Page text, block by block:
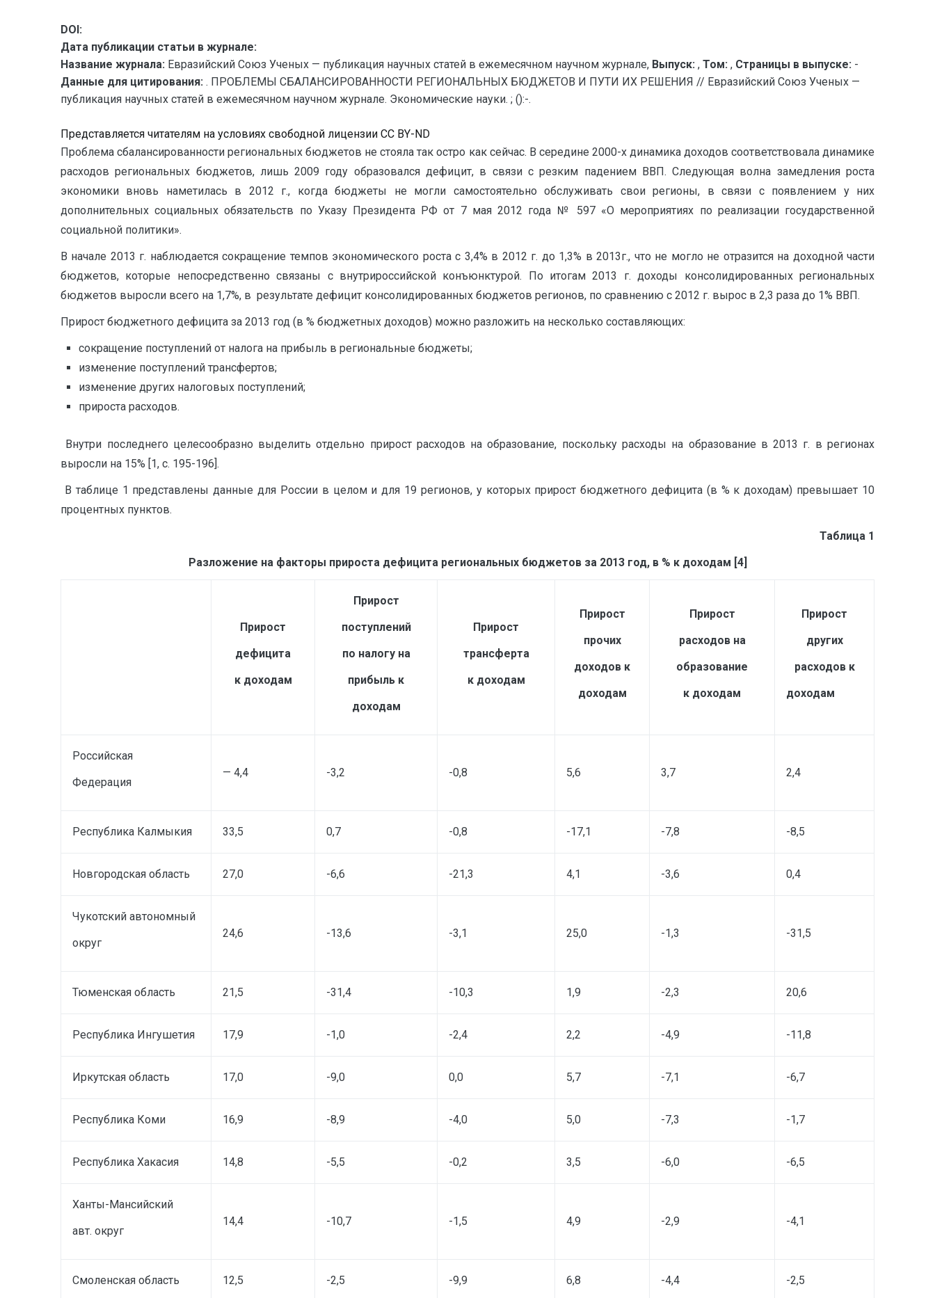
DOI:
Дата публикации статьи в журнале:
Название журнала: Евразийский Союз Ученых — публикация научных статей в ежемесячном научном журнале, Выпуск: , Том: , Страницы в выпуске: -
Данные для цитирования: . ПРОБЛЕМЫ СБАЛАНСИРОВАННОСТИ РЕГИОНАЛЬНЫХ БЮДЖЕТОВ И ПУТИ ИХ РЕШЕНИЯ // Евразийский Союз Ученых —
публикация научных статей в ежемесячном научном журнале. Экономические науки. ; ():-.
Представляется читателям на условиях свободной лицензии CC BY-ND
Проблема сбалансированности региональных бюджетов не стояла так остро как сейчас. В середине 2000-х динамика доходов соответствовала динамике
расходов региональных бюджетов, лишь 2009 году образовался дефицит, в связи с резким падением ВВП. Следующая волна замедления роста
экономики вновь наметилась в 2012 г., когда бюджеты не могли самостоятельно обслуживать свои регионы, в связи с появлением у них
дополнительных социальных обязательств по Указу Президента РФ от 7 мая 2012 года № 597 «О мероприятиях по реализации государственной
социальной политики».
В начале 2013 г. наблюдается сокращение темпов экономического роста с 3,4% в 2012 г. до 1,3% в 2013г., что не могло не отразится на доходной части
бюджетов, которые непосредственно связаны с внутрироссийской конъюнктурой. По итогам 2013 г. доходы консолидированных региональных
бюджетов выросли всего на 1,7%, в результате дефицит консолидированных бюджетов регионов, по сравнению с 2012 г. вырос в 2,3 раза до 1% ВВП.
Прирост бюджетного дефицита за 2013 год (в % бюджетных доходов) можно разложить на несколько составляющих:
сокращение поступлений от налога на прибыль в региональные бюджеты;
изменение поступлений трансфертов;
изменение других налоговых поступлений;
прироста расходов.
Внутри последнего целесообразно выделить отдельно прирост расходов на образование, поскольку расходы на образование в 2013 г. в регионах
выросли на 15% [1, c. 195-196].
В таблице 1 представлены данные для России в целом и для 19 регионов, у которых прирост бюджетного дефицита (в % к доходам) превышает 10
процентных пунктов.
Таблица 1
Разложение на факторы прироста дефицита региональных бюджетов за 2013 год, в % к доходам [4]
Прирост
дефицита
к доходам
Прирост
поступлений
по налогу на
прибыль к
доходам
Прирост
трансферта
к доходам
Прирост
прочих
доходов к
доходам
Прирост
расходов на
образование
к доходам
Прирост
других
расходов к
доходам
Российская
Федерация
— 4,4 -3,2 -0,8 5,6 3,7 2,4
Республика Калмыкия 33,5 0,7 -0,8 -17,1 -7,8 -8,5
Новгородская область 27,0 -6,6 -21,3 4,1 -3,6 0,4
Чукотский автономный
округ
24,6 -13,6 -3,1 25,0 -1,3 -31,5
Тюменская область 21,5 -31,4 -10,3 1,9 -2,3 20,6
Республика Ингушетия 17,9 -1,0 -2,4 2,2 -4,9 -11,8
Иркутская область 17,0 -9,0 0,0 5,7 -7,1 -6,7
Республика Коми 16,9 -8,9 -4,0 5,0 -7,3 -1,7
Республика Хакасия 14,8 -5,5 -0,2 3,5 -6,0 -6,5
Ханты-Мансийский
авт. округ
14,4 -10,7 -1,5 4,9 -2,9 -4,1
Смоленская область 12,5 -2,5 -9,9 6,8 -4,4 -2,5